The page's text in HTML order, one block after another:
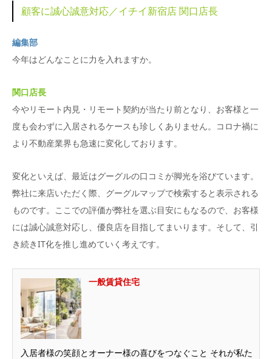
顧客に誠心誠意対応／イチイ新宿店 関口店長
編集部
今年はどんなことに力を入れますか。
関口店長
今やリモート内見・リモート契約が当たり前となり、お客様と一
度も会わずに入居されるケースも珍しくありません。コロナ禍に
より不動産業界も急速に変化しております。
変化といえば、最近はグーグルの口コミが脚光を浴びています。
弊社に来店いただく際、グーグルマップで検索すると表示される
ものです。ここでの評価が弊社を選ぶ目安にもなるので、お客様
には誠心誠意対応し、優良店を目指してまいります。そして、引
き続きIT化を推し進めていく考えです。
一般賃貸住宅
入居者様の笑顔とオーナー様の喜びをつなぐこと それが私た